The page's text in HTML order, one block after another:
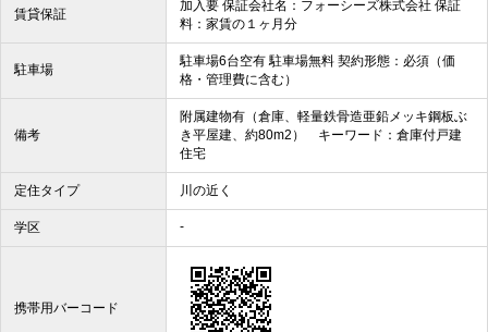
賃貸保証
加入要 保証会社名：フォーシーズ株式会社 保証
料：家賃の１ヶ月分
駐車場
駐車場6台空有 駐車場無料 契約形態：必須（価
格・管理費に含む）
備考
附属建物有（倉庫、軽量鉄骨造亜鉛メッキ鋼板ぶ
き平屋建、約80m2） キーワード：倉庫付戸建
住宅
定住タイプ 川の近く
学区 -
携帯用バーコード